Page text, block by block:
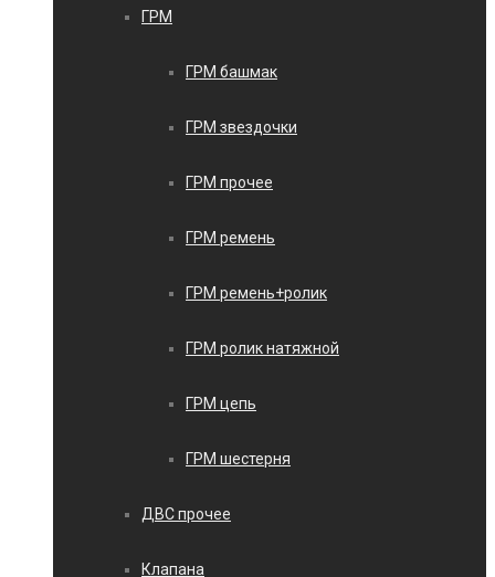
ГРМ
ГРМ башмак
ГРМ звездочки
ГРМ прочее
ГРМ ремень
ГРМ ремень+ролик
ГРМ ролик натяжной
ГРМ цепь
ГРМ шестерня
ДВС прочее
Клапана